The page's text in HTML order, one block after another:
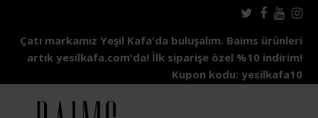
Twitter
Çatı markamız Yeşil Kafa'da buluşalım. Baims ürünleri
artık yesilkafa.com'da! İlk siparişe özel %10 indirim!
Kupon kodu: yesilkafa10